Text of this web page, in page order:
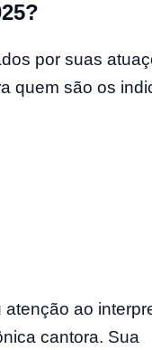
por suas
quem são os
atenção ao
cantora. Sua